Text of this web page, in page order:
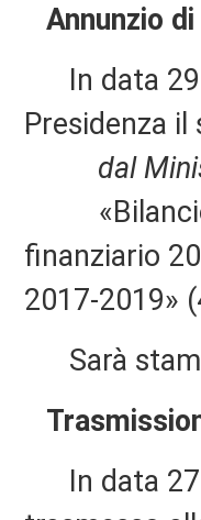
Annunzio
In data 29
Presidenza il
dal
«Bilancio
finanziario
2017-2019»
Sarà
In data 27